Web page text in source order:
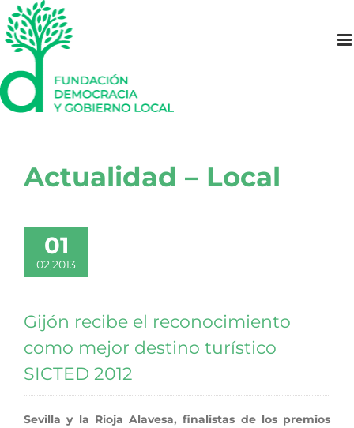
Saltar
al
contenido
Actualidad – Local
01
02,2013
Gijón recibe el reconocimiento
como mejor destino turístico
SICTED 2012
Sevilla y la Rioja Alavesa, finalistas de los premios